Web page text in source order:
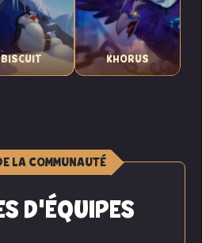
BISCUIT KHORUS
LA COMMUNAUTÉ
D'ÉQUIPES